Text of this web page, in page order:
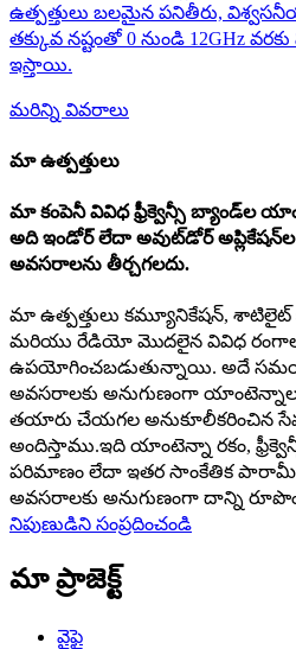
ఉత్పత్తులు బలమైన పనితీరు,
తక్కువ నష్టంతో 0 నుండి 12GHz వరకు
ఇస్తాయి.
మరిన్ని వివరాలు
మా ఉత్పత్తులు
మా కంపెనీ వివిధ ఫ్రీక్వెన్సీ బ్యాండ్‌ల
అది ఇండోర్ లేదా అవుట్‌డోర్
అవసరాలను తీర్చగలదు.
మా ఉత్పత్తులు కమ్యూనికేషన్,
మరియు రేడియో మొదలైన వివిధ
ఉపయోగించబడుతున్నాయి. అదే
అవసరాలకు అనుగుణంగా
తయారు చేయగల అనుకూలీకరించిన
అందిస్తాము.ఇది యాంటెన్నా రకం,
పరిమాణం లేదా ఇతర సాంకేతిక
అవసరాలకు అనుగుణంగా దాన్ని
నిపుణుడిని సంప్రదించండి
మా ప్రాజెక్ట్
వైఫై